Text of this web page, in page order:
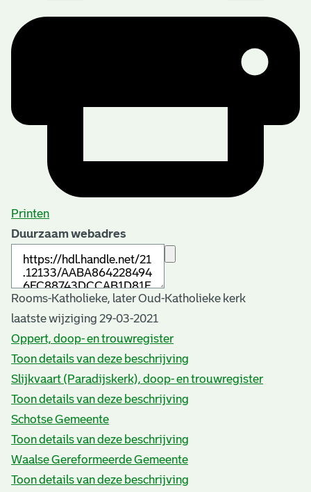
Printen
Duurzaam webadres
Rooms-Katholieke, later Oud-Katholieke kerk
laatste wijziging 29-03-2021
Oppert, doop- en trouwregister
Toon details van deze beschrijving
Slijkvaart (Paradijskerk), doop- en trouwregister
Toon details van deze beschrijving
Schotse Gemeente
Toon details van deze beschrijving
Waalse Gereformeerde Gemeente
Toon details van deze beschrijving